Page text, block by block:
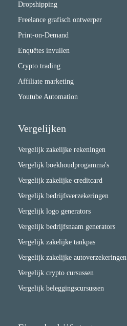
Dropshipping
Freelance grafisch ontwerper
Print-on-Demand
Enquêtes invullen
Crypto trading
Affiliate marketing
Youtube Automation
Vergelijken
Vergelijk zakelijke rekeningen
Vergelijk boekhoudprogamma's
Vergelijk zakelijke creditcard
Vergelijk bedrijfsverzekeringen
Vergelijk logo generators
Vergelijk bedrijfsnaam generators
Vergelijk zakelijke tankpas
Vergelijk zakelijke autoverzekeringen
Vergelijk crypto cursussen
Vergelijk beleggingscursussen